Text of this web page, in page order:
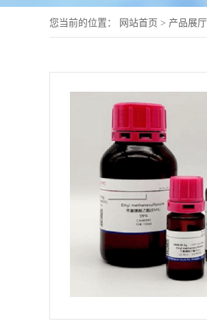
您当前的位置： 网站首页 > 产品展厅